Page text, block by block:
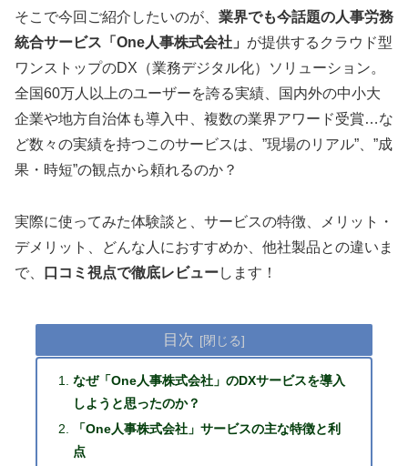
そこで今回ご紹介したいのが、 業界でも今話題の人事労務
統合サービス「One人事株式会社」 が提供するクラウド型
ワンストップのDX（業務デジタル化）ソリューション。
全国60万人以上のユーザーを誇る実績、国内外の中小大
企業や地方自治体も導入中、複数の業界アワード受賞…な
ど数々の実績を持つこのサービスは、”現場のリアル”、”成
果・時短”の観点から頼れるのか？
実際に使ってみた体験談と、サービスの特徴、メリット・
デメリット、どんな人におすすめか、他社製品との違いま
で、
口コミ視点で徹底レビューします！
目次
なぜ「One人事株式会社」のDXサービスを導入
しようと思ったのか？
「One人事株式会社」サービスの主な特徴と利
点